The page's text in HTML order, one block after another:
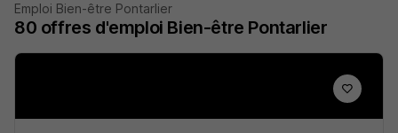
Emploi Bien-être Pontarlier
80 offres d'emploi Bien-être Pontarlier